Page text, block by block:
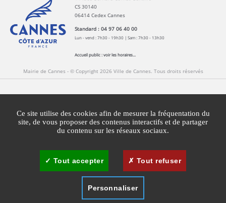
CS 30140
06414 Cedex Cannes
Standard : 04 97 06 40 00
Lun - vend : 7h30 - 19h30 | Sam : 7h30 - 13h30
Accueil public :voir les horaires...
Mairie de Cannes - © Copyright 2026 Ville de Cannes. Tous droits réservés
Mentions légales Agglomération Cannes Lérins
Plan du site Gestion des cookies
Ce site utilise des cookies afin de mesurer la fréquentation du
site, de vous proposer des contenus interactifs et de partager
du contenu sur les réseaux sociaux.
Tout accepter Tout refuser
Personnaliser